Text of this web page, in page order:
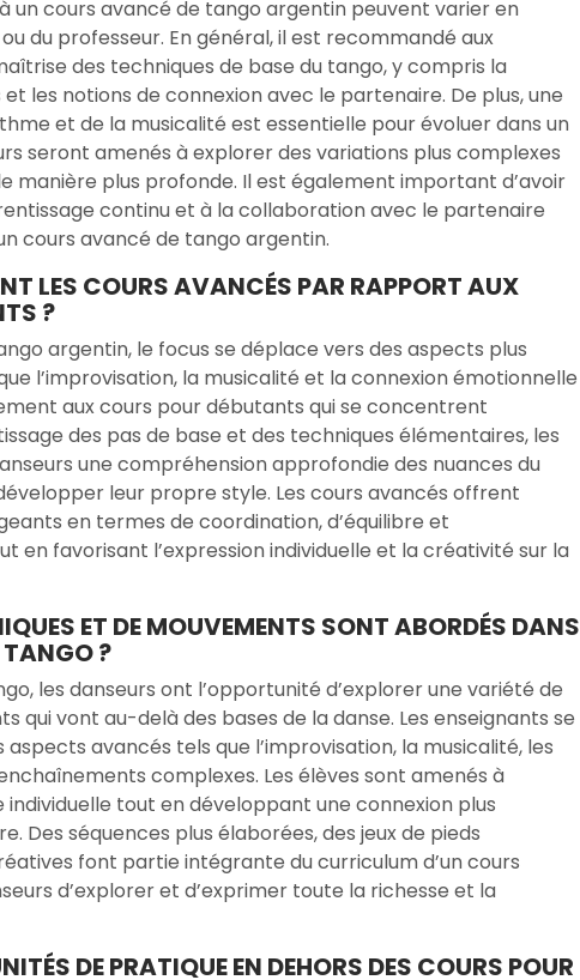
un cours avancé de tango argentin peuvent varier en
du professeur. En général, il est recommandé aux
des techniques de base du tango, y compris la
les notions de connexion avec le partenaire. De plus, une
et de la musicalité est essentielle pour évoluer dans un
seront amenés à explorer des variations plus complexes
manière plus profonde. Il est également important d’avoir
continu et à la collaboration avec le partenaire
cours avancé de tango argentin.
LES COURS AVANCÉS PAR RAPPORT AUX
?
argentin, le focus se déplace vers des aspects plus
l’improvisation, la musicalité et la connexion émotionnelle
aux cours pour débutants qui se concentrent
des pas de base et des techniques élémentaires, les
une compréhension approfondie des nuances du
leur propre style. Les cours avancés offrent
en termes de coordination, d’équilibre et
en favorisant l’expression individuelle et la créativité sur la
ET DE MOUVEMENTS SONT ABORDÉS DANS
?
les danseurs ont l’opportunité d’explorer une variété de
qui vont au-delà des bases de la danse. Les enseignants se
avancés tels que l’improvisation, la musicalité, les
complexes. Les élèves sont amenés à
tout en développant une connexion plus
Des séquences plus élaborées, des jeux de pieds
font partie intégrante du curriculum d’un cours
d’explorer et d’exprimer toute la richesse et la
DE PRATIQUE EN DEHORS DES COURS POUR